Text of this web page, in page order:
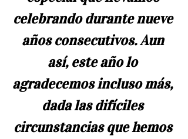
celebrando durante nueve
años consecutivos. Aun
así, este año lo
agradecemos incluso más,
dada las difíciles
circunstancias que hemos